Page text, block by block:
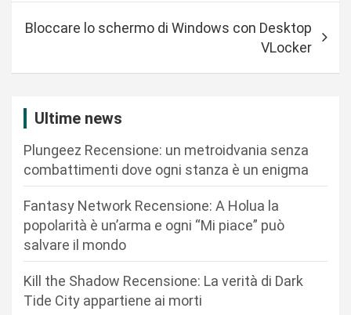
a
Bloccare lo schermo di Windows con Desktop
VLocker
Ultime news
Plungeez Recensione: un metroidvania senza
combattimenti dove ogni stanza è un enigma
Fantasy Network Recensione: A Holua la
popolarità è un’arma e ogni “Mi piace” può
salvare il mondo
Kill the Shadow Recensione: La verità di Dark
Tide City appartiene ai morti